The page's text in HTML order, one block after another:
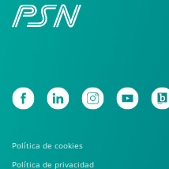
Política de cookies
Política de privacidad